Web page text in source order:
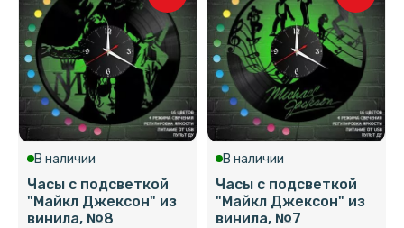
В наличии
Часы с подсветкой
"Майкл Джексон" из
винила, №8
В наличии
Часы с подсветкой
"Майкл Джексон" из
винила, №7